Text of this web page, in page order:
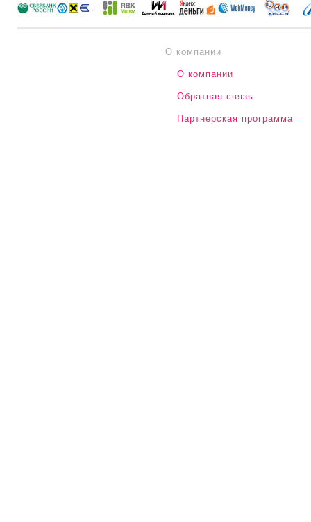
О компании
О компании
Обратная связь
Партнерская программа